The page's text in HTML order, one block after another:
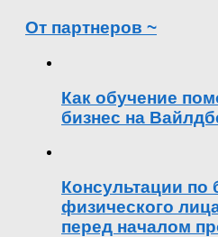
От партнеров ~
Как обучение
бизнес на
Консультации по
физического
перед началом